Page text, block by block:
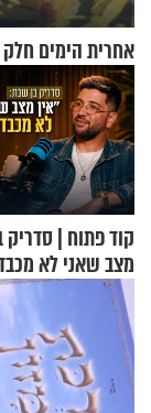
אחרית הימים חלק
קוד פתוח |
מצב שאני לא
בבוקר בהנחת